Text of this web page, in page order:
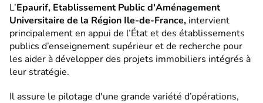
L’Epaurif, Etablissement Public d'Aménagement
Universitaire de la Région Ile-de-France, intervient
principalement en appui de l’État et des établissements
publics d’enseignement supérieur et de recherche pour
les aider à développer des projets immobiliers intégrés à
leur stratégie.
Il assure le pilotage d'une grande variété d’opérations,